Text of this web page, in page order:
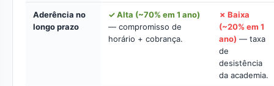
Aderência no
longo prazo
✓ Alta (~70% em 1 ano)
— compromisso de
horário + cobrança.
✗ Baixa
(~20% em 1
ano) — taxa
de
desistência
da academia.